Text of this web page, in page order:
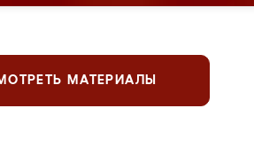
МАТЕРИАЛЫ